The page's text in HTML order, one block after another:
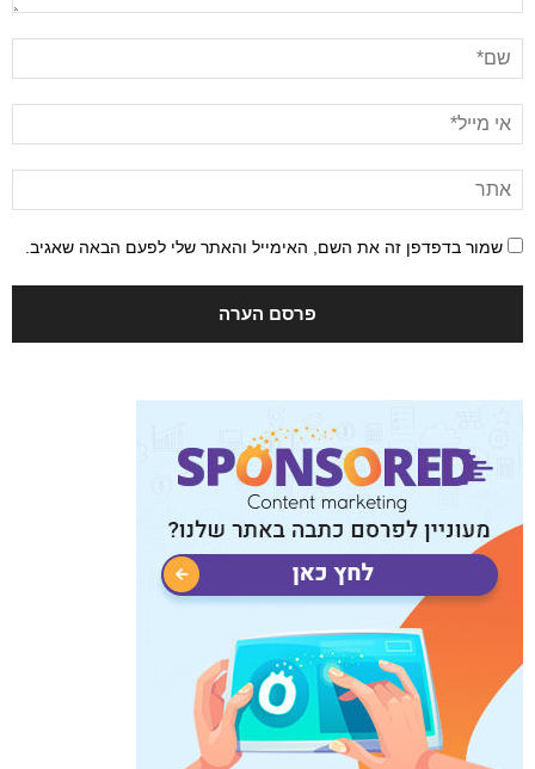
שמור בדפדפן זה את השם, האימייל והאתר שלי לפעם הבאה שאגיב.